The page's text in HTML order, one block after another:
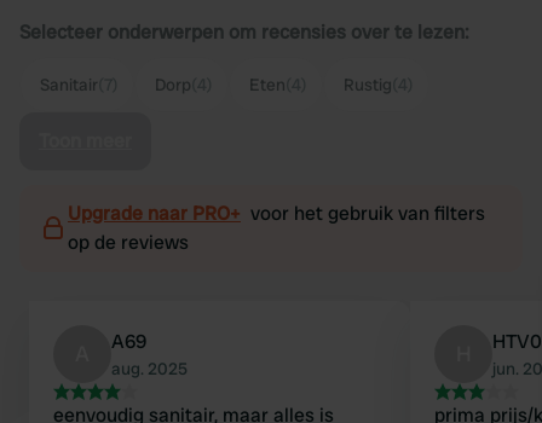
Selecteer onderwerpen om recensies over te lezen:
Sanitair Dorp Eten Rustig
Upgrade naar PRO+ voor het gebruik van filters
op de reviews
A69
aug. 2025
eenvoudig sanitair, maar alles is
jun.
prima prijs/